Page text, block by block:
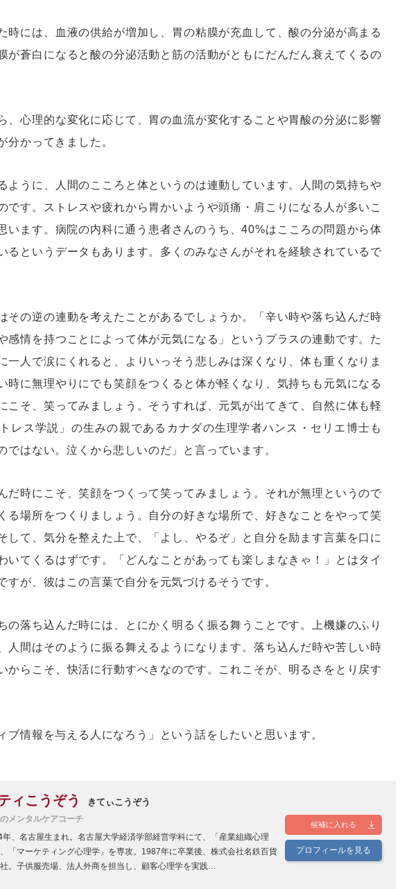
時には、血液の供給が増加し、胃の粘膜が充血して、酸の分泌が高まる
が蒼白になると酸の分泌活動と筋の活動がともにだんだん衰えてくるの
、心理的な変化に応じて、胃の血流が変化することや胃酸の分泌に影響
分かってきました。
ように、人間のこころと体というのは連動しています。人間の気持ちや
です。ストレスや疲れから胃かいようや頭痛・肩こりになる人が多いこ
います。病院の内科に通う患者さんのうち、40%はこころの問題から体
るというデータもあります。多くのみなさんがそれを経験されているで
その逆の連動を考えたことがあるでしょうか。「辛い時や落ち込んだ時
感情を持つことによって体が元気になる」というプラスの連動です。た
一人で涙にくれると、よりいっそう悲しみは深くなり、体も重くなりま
時に無理やりにでも笑顔をつくると体が軽くなり、気持ちも元気になる
こそ、笑ってみましょう。そうすれば、元気が出てきて、自然に体も軽
レス学説」の生みの親であるカナダの生理学者ハンス・セリエ博士も
ではない。泣くから悲しいのだ」と言っています。
だ時にこそ、笑顔をつくって笑ってみましょう。それが無理というので
る場所をつくりましょう。自分の好きな場所で、好きなことをやって笑
して、気分を整えた上で、「よし、やるぞ」と自分を励ます言葉を口に
いてくるはずです。「どんなことがあっても楽しまなきゃ！」とはタイ
すが、彼はこの言葉で自分を元気づけるそうです。
の落ち込んだ時には、とにかく明るく振る舞うことです。上機嫌のふり
人間はそのように振る舞えるようになります。落ち込んだ時や苦しい時
からこそ、快活に行動すべきなのです。これこそが、明るさをとり戻す
ブ情報を与える人になろう」という話をしたいと思います。
ィこうぞう きてぃこうぞう
メンタルケアコーチ
年、名古屋生まれ。名古屋大学経済学部経営学科にて、「産業組織心理
「マーケティング心理学」を専攻。1987年に卒業後、株式会社名鉄百貨
。子供服売場、法人外商を担当し、顧客心理学を実践…
候補に入れる
プロフィールを見る